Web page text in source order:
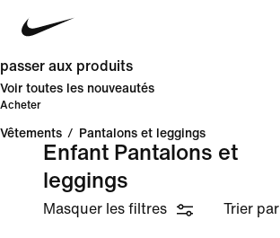
passer aux produits
Voir toutes les nouveautés
Acheter
Vêtements / Pantalons et leggings
Enfant Pantalons et
leggings
Masquer les filtres Trier par